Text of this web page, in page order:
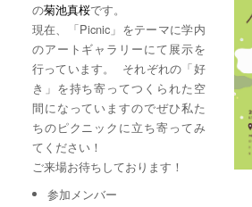
の菊池真桜です。
現在、「Picnic」をテーマに学内
のアートギャラリーにて展示を
行っています。 それぞれの「好
き」を持ち寄ってつくられた空
間になっていますのでぜひ私た
ちのピクニックに立ち寄ってみ
てください！
ご来場お待ちしております！
参加メンバー